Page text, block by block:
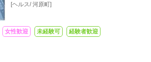
[ヘルス/河原町]
女性歓迎 未経験可 経験者歓迎